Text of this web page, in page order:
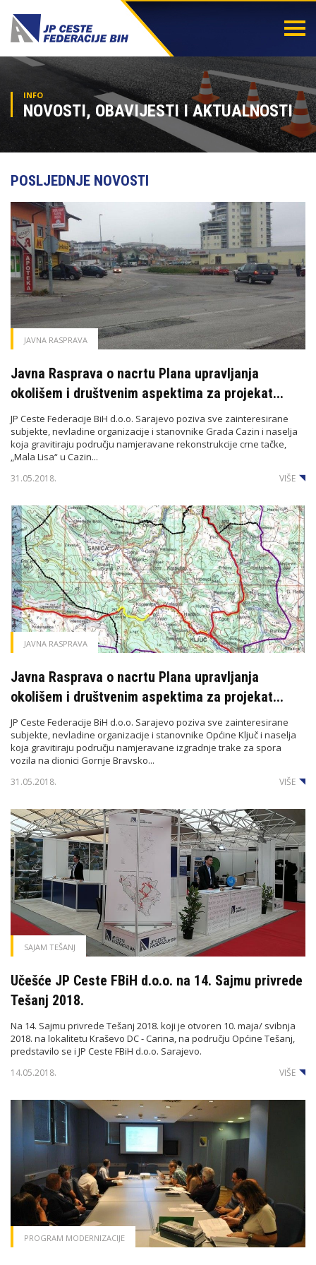
INFO
NOVOSTI, OBAVIJESTI I AKTUALNOSTI
POSLJEDNJE NOVOSTI
JAVNA RASPRAVA
Javna Rasprava o nacrtu Plana upravljanja
okolišem i društvenim aspektima za projekat...
JP Ceste Federacije BiH d.o.o. Sarajevo poziva sve zainteresirane
subjekte, nevladine organizacije i stanovnike Grada Cazin i naselja
koja gravitiraju području namjeravane rekonstrukcije crne tačke,
„Mala Lisa“ u Cazin...
31.05.2018. VIŠE
JAVNA RASPRAVA
Javna Rasprava o nacrtu Plana upravljanja
okolišem i društvenim aspektima za projekat...
JP Ceste Federacije BiH d.o.o. Sarajevo poziva sve zainteresirane
subjekte, nevladine organizacije i stanovnike Općine Ključ i naselja
koja gravitiraju području namjeravane izgradnje trake za spora
vozila na dionici Gornje Bravsko...
31.05.2018. VIŠE
SAJAM TEŠANJ
Učešće JP Ceste FBiH d.o.o. na 14. Sajmu privrede
Tešanj 2018.
Na 14. Sajmu privrede Tešanj 2018. koji je otvoren 10. maja/ svibnja
2018. na lokalitetu Kraševo DC - Carina, na području Općine Tešanj,
predstavilo se i JP Ceste FBiH d.o.o. Sarajevo.
14.05.2018. VIŠE
PROGRAM MODERNIZACIJE